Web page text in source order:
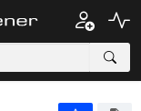
-0,86 %